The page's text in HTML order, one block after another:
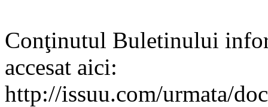
Conţinutul Buletinului
accesat aici:
http://issuu.com/urmata/